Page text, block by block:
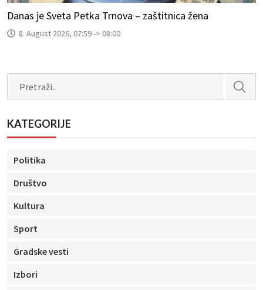
Danas je Sveta Petka Trnova – zaštitnica žena
8. August 2026, 07:59 -> 08:00
KATEGORIJE
Politika
Društvo
Kultura
Sport
Gradske vesti
Izbori